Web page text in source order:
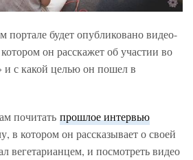
портале будет опубликовано видео-
он расскажет об участии во
и с какой целью он пошел в
почитать прошлое интервью
в котором он рассказывает о своей
вегетарианцем, и посмотреть видео